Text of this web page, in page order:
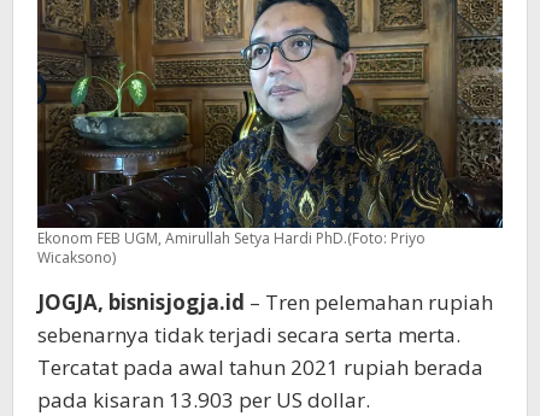
Ekonom FEB UGM, Amirullah Setya Hardi PhD.(Foto: Priyo
Wicaksono)
JOGJA, bisnisjogja.id – Tren pelemahan rupiah
sebenarnya tidak terjadi secara serta merta.
Tercatat pada awal tahun 2021 rupiah berada
pada kisaran 13.903 per US dollar.